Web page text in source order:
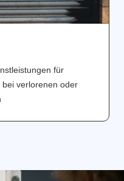
für
verlorenen oder